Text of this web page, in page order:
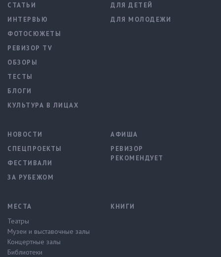
СТАТЬИ
ИНТЕРВЬЮ
ФОТОСЮЖЕТЫ
РЕВИЗОР TV
ОБЗОРЫ
ТЕСТЫ
БЛОГИ
КУЛЬТУРА В ЛИЦАХ
ДЛЯ ДЕТЕЙ
ДЛЯ МОЛОДЕЖИ
НОВОСТИ
СПЕЦПРОЕКТЫ
ФЕСТИВАЛИ
ЗА РУБЕЖОМ
АФИША
РЕВИЗОР
РЕКОМЕНДУЕТ
МЕСТА
Театры
Музеи и выставочные залы
Концертные залы
Библиотеки
КНИГИ